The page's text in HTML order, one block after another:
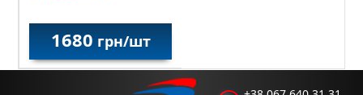
1680 грн/шт